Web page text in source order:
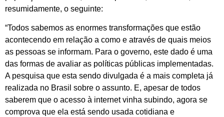
resumidamente, o seguinte:
“Todos sabemos as enormes transformações que estão
acontecendo em relação a como e através de quais meios
as pessoas se informam. Para o governo, este dado é uma
das formas de avaliar as políticas públicas implementadas.
A pesquisa que esta sendo divulgada é a mais completa já
realizada no Brasil sobre o assunto. E, apesar de todos
saberem que o acesso à internet vinha subindo, agora se
comprova que ela está sendo usada cotidiana e